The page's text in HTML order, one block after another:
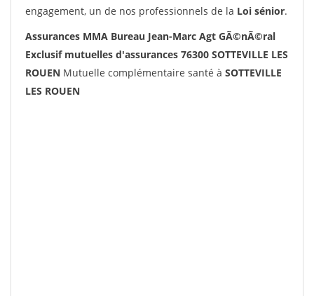
engagement, un de nos professionnels de la Loi sénior.
Assurances MMA Bureau Jean-Marc Agt GÃ©nÃ©ral
Exclusif mutuelles d'assurances 76300 SOTTEVILLE LES
ROUEN Mutuelle complémentaire santé à SOTTEVILLE
LES ROUEN